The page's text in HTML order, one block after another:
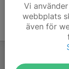
Vi
webbplats
även för